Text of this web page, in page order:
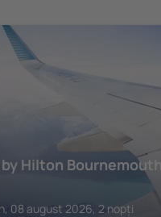
Hilton Bournemouth
08 august 2026, 2 nopți